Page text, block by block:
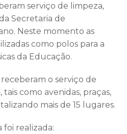
serviço de limpeza,
Secretaria de
Neste momento as
como polos para a
da Educação.
o serviço de
como avenidas, praças,
mais de 15 lugares.
foi realizada: